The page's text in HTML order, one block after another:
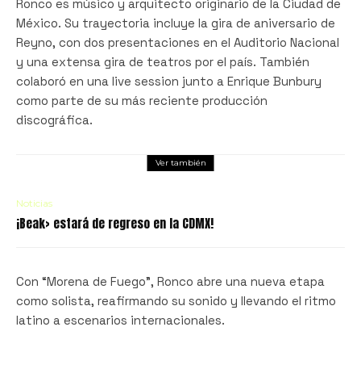
Ronco es músico y arquitecto originario de la Ciudad de
México. Su trayectoria incluye la gira de aniversario de
Reyno, con dos presentaciones en el Auditorio Nacional
y una extensa gira de teatros por el país. También
colaboró en una live session junto a Enrique Bunbury
como parte de su más reciente producción
discográfica.
Ver también
Noticias
¡Beak> estará de regreso en la CDMX!
Con “Morena de Fuego”, Ronco abre una nueva etapa
como solista, reafirmando su sonido y llevando el ritmo
latino a escenarios internacionales.